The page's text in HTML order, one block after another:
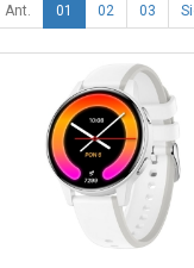
Ant. 01 02 03